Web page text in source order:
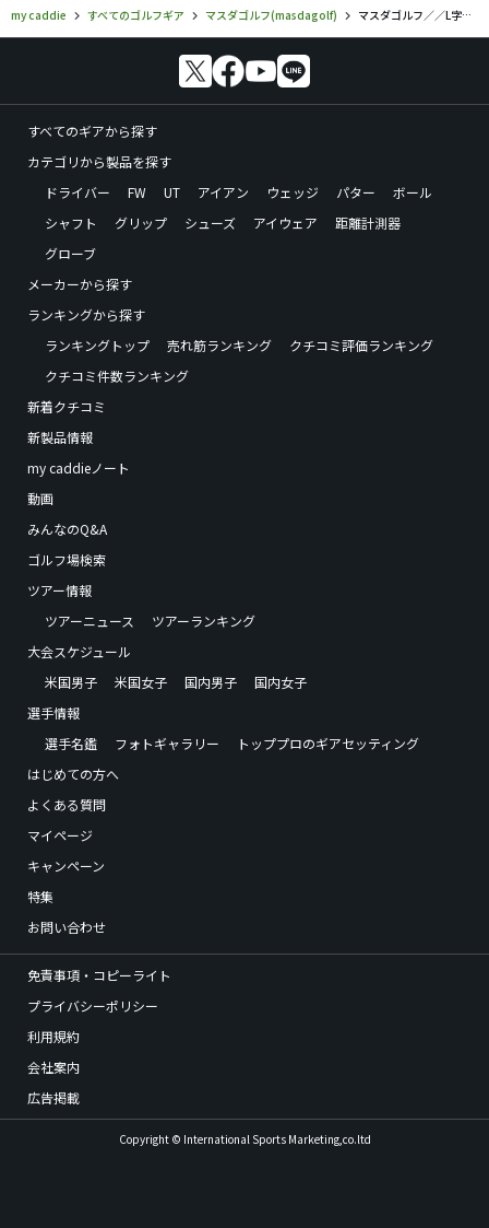
my caddie
すべてのゴルフギア マスダゴルフ(masdagolf) マスダゴルフ／／L字パターの口コミ評価
すべてのギアから探す
カテゴリから製品を探す
ドライバー
FW UT アイアン ウェッジ パター
ボール
シャフト
グリップ シューズ アイウェア
距離計測器
グローブ
メーカーから探す
ランキングから探す
ランキングトップ
売れ筋ランキング
クチコミ評価ランキング
クチコミ件数ランキング
新着クチコミ
新製品情報
my caddieノート
動画
みんなのQ&A
ゴルフ場検索
ツアー情報
ツアーニュース
ツアーランキング
大会スケジュール
米国男子
米国女子 国内男子
国内女子
選手情報
選手名鑑
フォトギャラリー
トッププロのギアセッティング
はじめての方へ
よくある質問
マイページ
キャンペーン
特集
お問い合わせ
免責事項・コピーライト
プライバシーポリシー
利用規約
会社案内
広告掲載
Copyright © International Sports Marketing,co.ltd